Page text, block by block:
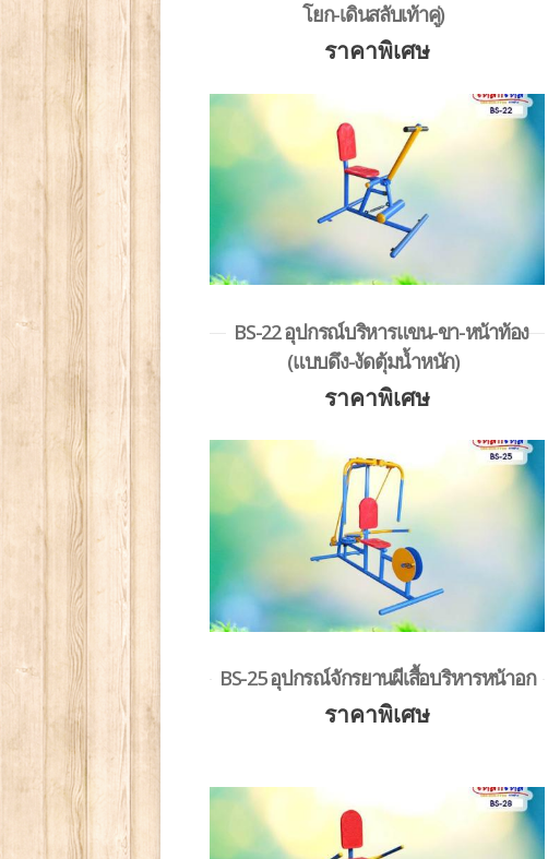
โยก-เดินสลับเท้าคู่)
ราคาพิเศษ
BS-22 อุปกรณ์บริหารแขน-ขา-หน้าท้อง
(แบบดึง-งัดตุ้มน้ำหนัก)
ราคาพิเศษ
BS-25 อุปกรณ์จักรยานผีเสื้อบริหารหน้าอก
ราคาพิเศษ